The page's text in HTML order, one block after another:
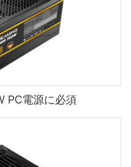
PC電源に必須